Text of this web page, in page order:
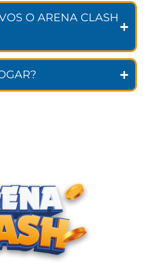
O ARENA CLASH